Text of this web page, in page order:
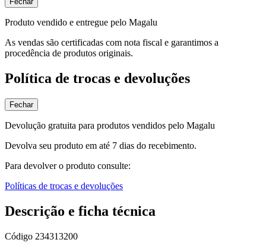
Produto vendido e entregue pelo Magalu
As vendas são certificadas com nota fiscal e garantimos a
procedência de produtos originais.
Política de trocas e devoluções
Fechar
Devolução gratuita para produtos vendidos pelo Magalu
Devolva seu produto em até 7 dias do recebimento.
Para devolver o produto consulte:
Políticas de trocas e devoluções
Descrição e ficha técnica
Código 234313200